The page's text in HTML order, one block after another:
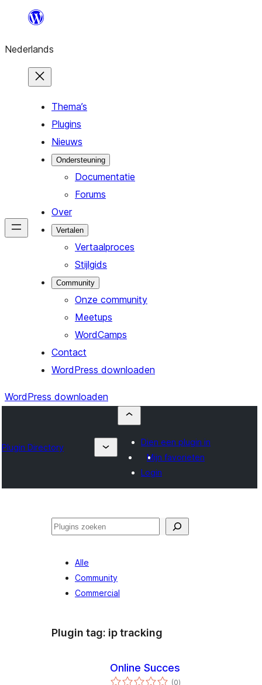
de
inhoud
Nederlands
Thema’s
Plugins
Nieuws
Ondersteuning
Documentatie
Forums
Over
Vertalen
Vertaalproces
Stijlgids
Community
Onze community
Meetups
WordCamps
Contact
WordPress downloaden
WordPress downloaden
Plugin Directory
Dien een plugin in
Mijn favorieten
Login
Zoeken
Alle
Community
Commercial
Plugin tag: ip tracking
Online Succes
(0totaal
)